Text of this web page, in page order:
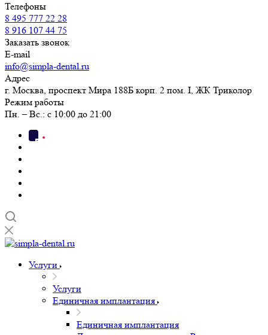
Телефоны
8 495 777 22 28
8 916 107 44 75
Заказать звонок
E-mail
info@simpla-dental.ru
Адрес
г. Москва, проспект Мира 188Б корп. 2 пом. I, ЖК Триколор
Режим работы
Пн. – Вс.: с 10:00 до 21:00
Услуги
Услуги
Единичная имплантация
Единичная имплантация